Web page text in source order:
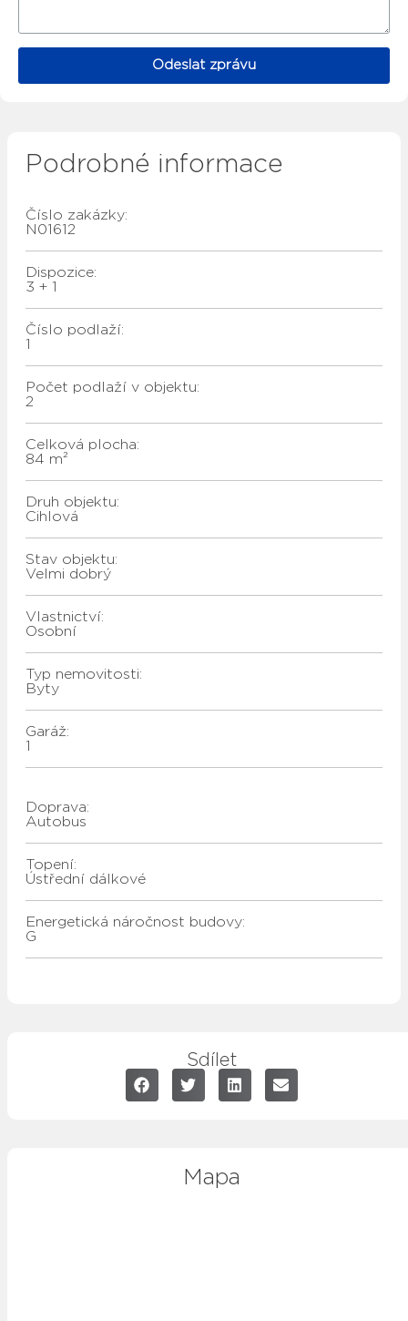
Odeslat zprávu
Podrobné informace
Číslo zakázky:
N01612
Dispozice:
3 + 1
Číslo podlaží:
1
Počet podlaží v objektu:
2
Celková plocha:
84 m²
Druh objektu:
Cihlová
Stav objektu:
Velmi dobrý
Vlastnictví:
Osobní
Typ nemovitosti:
Byty
Garáž:
1
Doprava:
autobus
Topení:
ústřední dálkové
Energetická náročnost budovy:
G
Sdílet
Mapa